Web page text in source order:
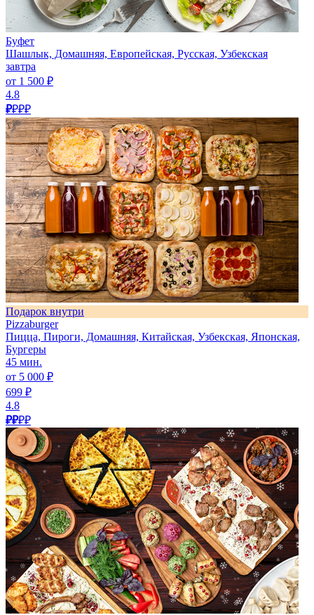
Буфет
Шашлык, Домашняя, Европейская, Русская, Узбекская
завтра
от 1 500 ₽
4.8
₽₽₽₽
Подарок внутри
Pizzaburger
Пицца, Пироги, Домашняя, Китайская, Узбекская, Японская,
Бургеры
45 мин.
от 5 000 ₽
699 ₽
4.8
₽₽₽₽